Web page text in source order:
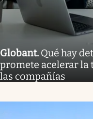
Globant. Qué hay
promete acelerar
las compañías